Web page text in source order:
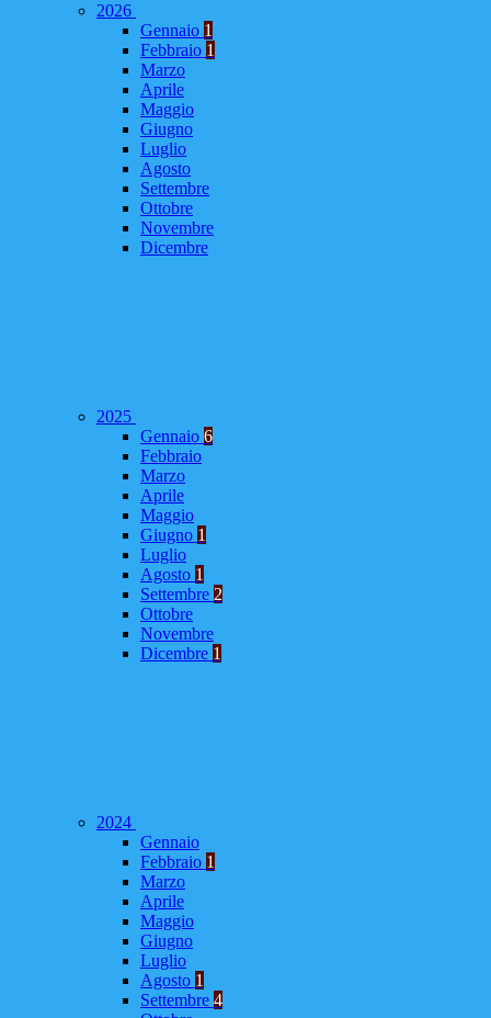
2026
Gennaio 1
Febbraio 1
Marzo
Aprile
Maggio
Giugno
Luglio
Agosto
Settembre
Ottobre
Novembre
Dicembre
2025
Gennaio 6
Febbraio
Marzo
Aprile
Maggio
Giugno 1
Luglio
Agosto 1
Settembre 2
Ottobre
Novembre
Dicembre 1
2024
Gennaio
Febbraio 1
Marzo
Aprile
Maggio
Giugno
Luglio
Agosto 1
Settembre 4